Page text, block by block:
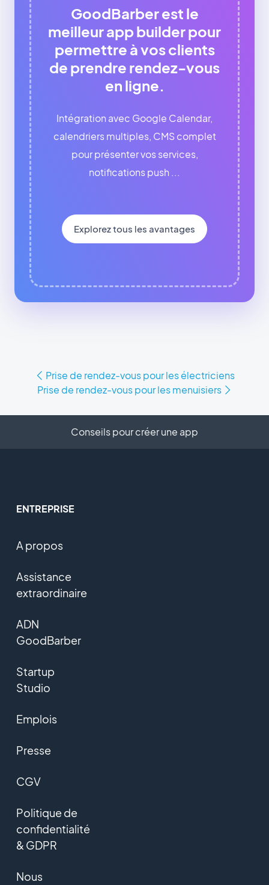
GoodBarber est le
meilleur app builder pour
permettre à vos clients
de prendre rendez-vous
en ligne.
Intégration avec Google Calendar,
calendriers multiples, CMS complet
pour présenter vos services,
notifications push ...
Explorez tous les avantages
Prise de rendez-vous pour les électriciens
Prise de rendez-vous pour les menuisiers
Conseils pour créer une app
ENTREPRISE
A propos
Assistance
extraordinaire
ADN
GoodBarber
Startup
Studio
Emplois
Presse
CGV
Politique de
confidentialité
& GDPR
Nous